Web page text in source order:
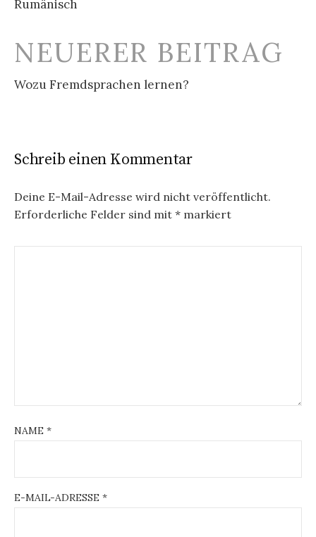
Rumänisch
NEUERER BEITRAG
Wozu Fremdsprachen lernen?
Schreib einen Kommentar
Deine E-Mail-Adresse wird nicht veröffentlicht.
Erforderliche Felder sind mit * markiert
NAME *
E-MAIL-ADRESSE *